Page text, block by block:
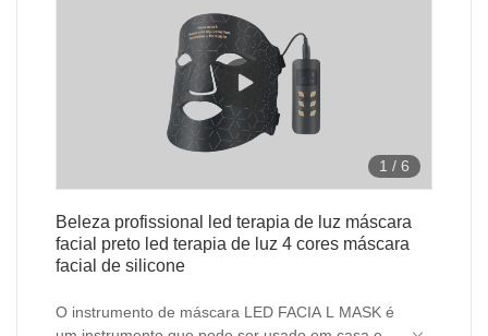
1 / 6
Beleza profissional led terapia de luz máscara
facial preto led terapia de luz 4 cores máscara
facial de silicone
O instrumento de máscara LED FACIA L MASK é